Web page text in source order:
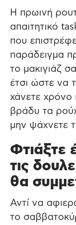
Η πρωινή
απαιτητικό
που
παράδειγμα
το μακιγιάζ
έτσι ώστε να
χάνετε χρόνο
βράδυ τα
μην ψάχνετε
Φτιάξτε
τις
θα
Αντί να
το